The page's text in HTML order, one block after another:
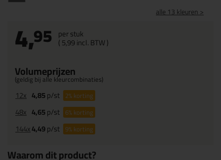
alle 13 kleuren >
4,95 per stuk
(5,99incl. BTW )
Volumeprijzen
(geldig bij alle kleurcombinaties)
12x 4,85p/st 2%korting
48x 4,65p/st 6%korting
144x4,49p/st 9%korting
Waarom dit product?